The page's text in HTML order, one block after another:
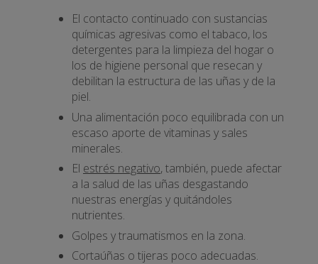
El contacto continuado con sustancias
químicas agresivas como el tabaco, los
detergentes para la limpieza del hogar o
los de higiene personal que resecan y
debilitan la estructura de las uñas y de la
piel.
Una alimentación poco equilibrada con un
escaso aporte de vitaminas y sales
minerales.
El estrés negativo, también, puede afectar
a la salud de las uñas desgastando
nuestras energías y quitándoles
nutrientes.
Golpes y traumatismos en la zona.
Cortaúñas o tijeras poco adecuadas.